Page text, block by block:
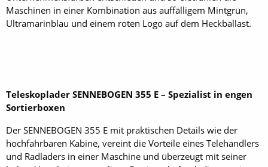
Maschinen in einer Kombination aus auffälligem Mintgrün,
Ultramarinblau und einem roten Logo auf dem Heckballast.
Teleskoplader SENNEBOGEN 355 E – Spezialist in engen
Sortierboxen
Der SENNEBOGEN 355 E mit praktischen Details wie der
hochfahrbaren Kabine, vereint die Vorteile eines Telehandlers
und Radladers in einer Maschine und überzeugt mit seiner